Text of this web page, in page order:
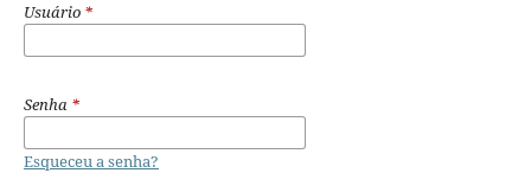
Usuário *
Senha *
Esqueceu a senha?